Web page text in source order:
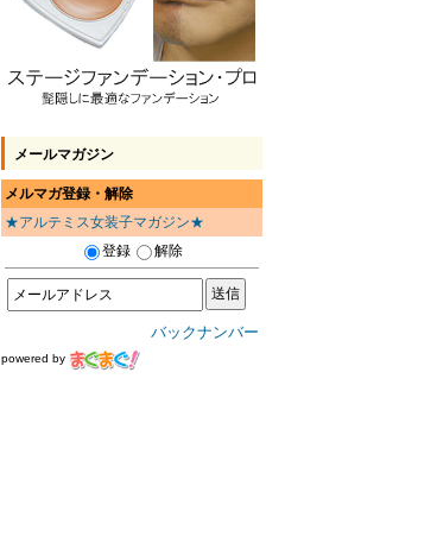
メールマガジン
メルマガ登録・解除
★アルテミス女装子マガジン★
登録
解除
バックナンバー
powered by